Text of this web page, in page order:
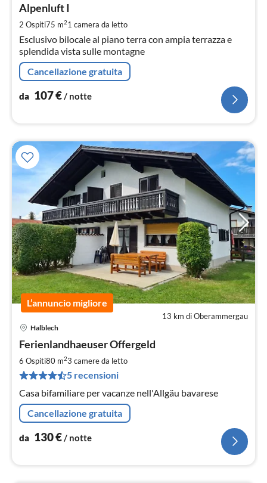
Alpenluft I
2 Ospiti75 m21 camera da letto
Esclusivo bilocale al piano terra con ampia terrazza e
splendida vista sulle montagne
Cancellazione gratuita
da 107€ / notte
L’annuncio migliore
13 km di Oberammergau
Halblech
Ferienlandhaeuser Offergeld
6 Ospiti80 m23 camere da letto
5 recensioni
Casa bifamiliare per vacanze nell'Allgäu bavarese
Cancellazione gratuita
da 130€/ notte